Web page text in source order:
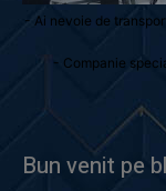
- Ai nevoie de
- Companie
Bun venit pe